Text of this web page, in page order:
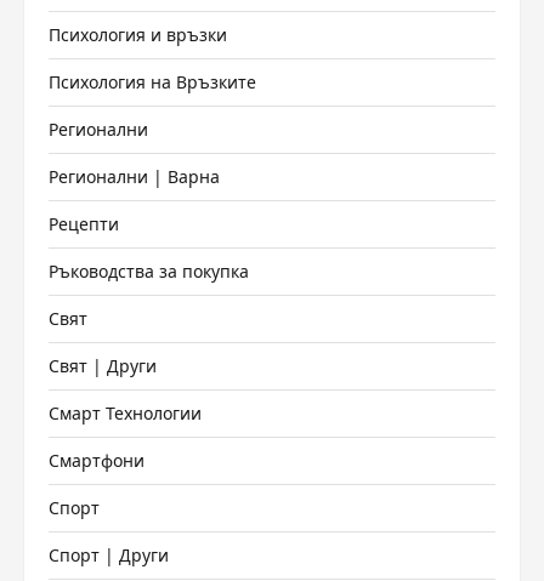
Психология и връзки
Психология на Връзките
Регионални
Регионални | Варна
Рецепти
Ръководства за покупка
Свят
Свят | Други
Смарт Технологии
Смартфони
Спорт
Спорт | Други